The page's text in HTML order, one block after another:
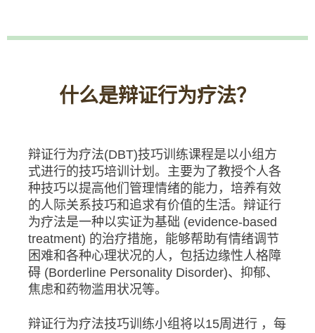
什么是辩证行为疗法？
辩证行为疗法(DBT)技巧训练课程是以小组方
式进行的技巧培训计划。主要为了教授个人各
种技巧以提高他们管理情绪的能力，培养有效
的人际关系技巧和追求有价值的生活。辩证行
为疗法是一种以实证为基础 (evidence-based
treatment) 的治疗措施，能够帮助有情绪调节
困难和各种心理状况的人，包括边缘性人格障
碍 (Borderline Personality Disorder)、抑郁、
焦虑和药物滥用状况等。
辩证行为疗法技巧训练小组将以15周进行 ，每